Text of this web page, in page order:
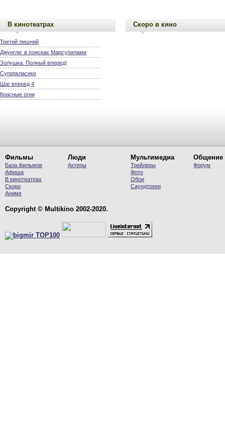
В кинотеатрах
Третий лишний
Джунгли: в поисках Марсупилами
Золушка: Полный вперед!
Суперкласико
Шаг вперед 4
Красные огни
Скоро в кино
Фильмы
База фильмов
Афиша
В кинотеатрах
Скоро
Аниме
Люди
Актеры
Мультимедиа
Трейлеры
Фото
Обои
Саундтреки
Общение
Форум
Copyright © Multikino 2002-2020.